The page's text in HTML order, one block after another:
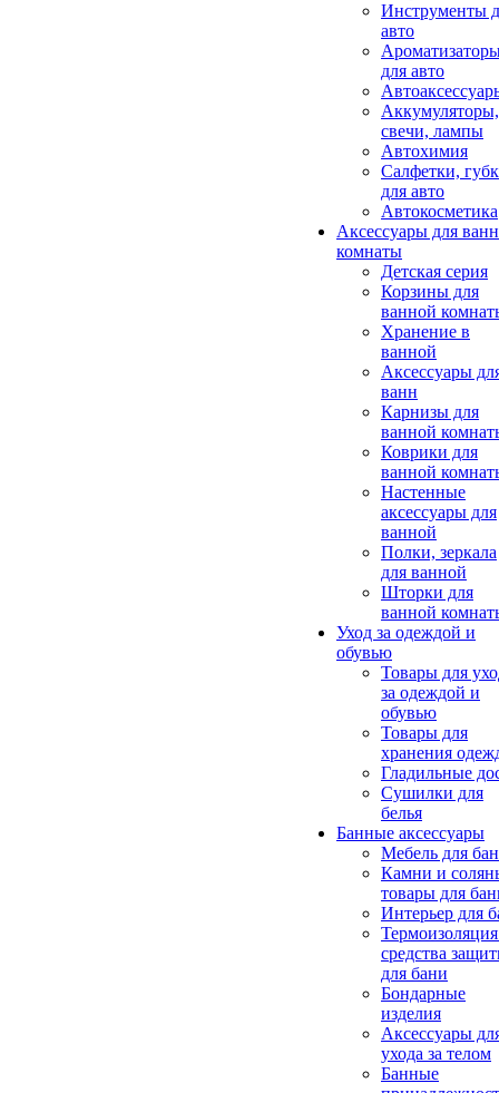
Инструменты
авто
для авто
Аккумуляторы,
свечи, лампы
Автохимия
Салфетки,
для авто
Автокосметика
Аксессуары для
комнаты
Детская серия
Корзины для
ванной
Хранение в
ванной
Аксессуары
ванн
Карнизы для
ванной
Коврики для
ванной
Настенные
аксессуары для
ванной
Полки, зеркала
для ванной
Шторки для
ванной
Уход за одеждой и
обувью
Товары для
за одеждой и
обувью
Товары для
хранения
Гладильные
Сушилки для
белья
Банные аксессуары
Мебель для
Камни и
товары для
Интерьер для
средства
для бани
Бондарные
изделия
Аксеcсуары
ухода за телом
Банные